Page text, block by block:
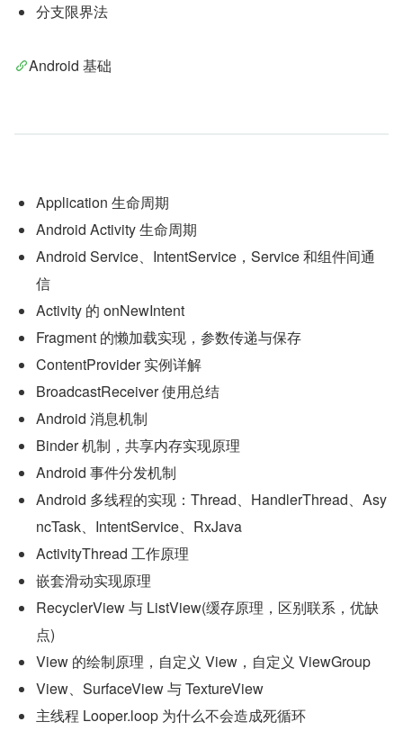
分支限界法
Android 基础
Application 生命周期
Android Activity 生命周期
Android Service、IntentService，Service 和组件间通
信
Activity 的 onNewIntent
Fragment 的懒加载实现，参数传递与保存
ContentProvider 实例详解
BroadcastReceiver 使用总结
Android 消息机制
Binder 机制，共享内存实现原理
Android 事件分发机制
Android 多线程的实现：Thread、HandlerThread、Asy
ncTask、IntentService、RxJava
ActivityThread 工作原理
嵌套滑动实现原理
RecyclerView 与 ListView(缓存原理，区别联系，优缺
点)
View 的绘制原理，自定义 View，自定义 ViewGroup
View、SurfaceView 与 TextureView
主线程 Looper.loop 为什么不会造成死循环